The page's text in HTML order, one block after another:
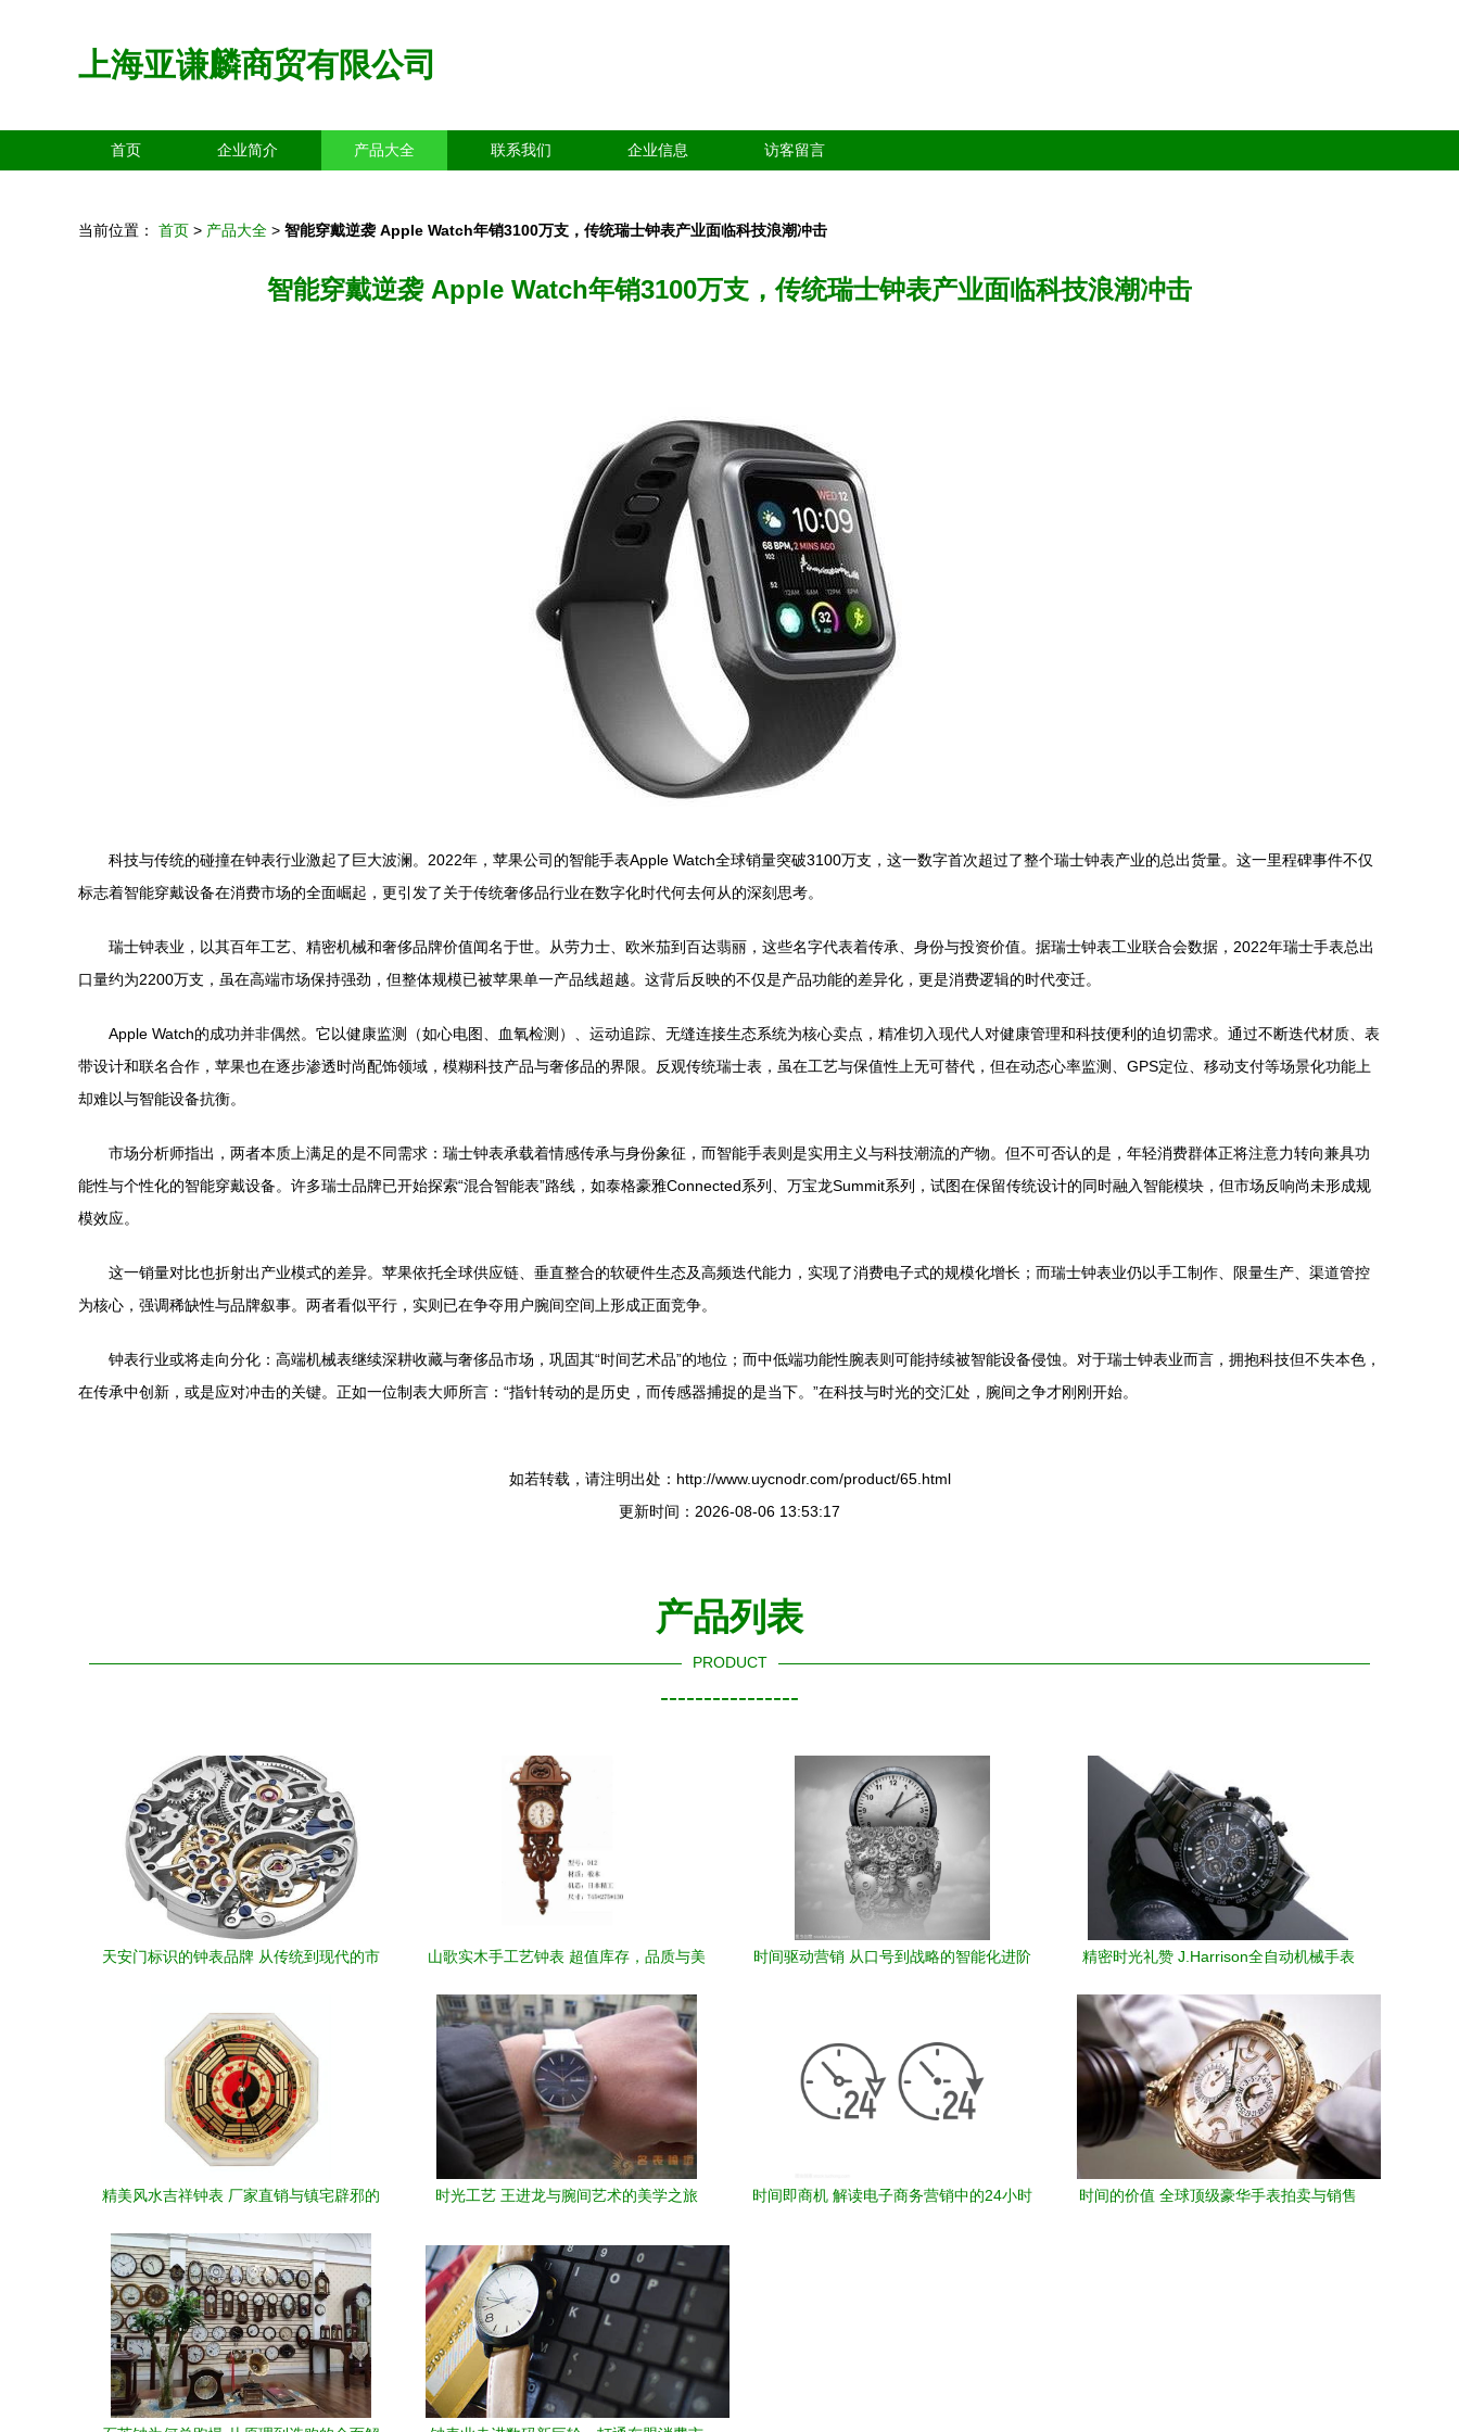
上海亚谦麟商贸有限公司
首页 企业简介 产品大全 联系我们 企业信息 访客留言
当前位置： 首页 > 产品大全 > 智能穿戴逆袭 Apple Watch年销3100万支，传统瑞士钟表产业面临科技浪潮冲击
智能穿戴逆袭 Apple Watch年销3100万支，传统瑞士钟表产业面临科技浪潮冲击
科技与传统的碰撞在钟表行业激起了巨大波澜。2022年，苹果公司的智能手表Apple Watch全球销量突破3100万支，这一数字首次超过了整个瑞士钟表产业的总出货量。这一里程碑事件不仅
标志着智能穿戴设备在消费市场的全面崛起，更引发了关于传统奢侈品行业在数字化时代何去何从的深刻思考。
瑞士钟表业，以其百年工艺、精密机械和奢侈品牌价值闻名于世。从劳力士、欧米茄到百达翡丽，这些名字代表着传承、身份与投资价值。据瑞士钟表工业联合会数据，2022年瑞士手表总出
口量约为2200万支，虽在高端市场保持强劲，但整体规模已被苹果单一产品线超越。这背后反映的不仅是产品功能的差异化，更是消费逻辑的时代变迁。
Apple Watch的成功并非偶然。它以健康监测（如心电图、血氧检测）、运动追踪、无缝连接生态系统为核心卖点，精准切入现代人对健康管理和科技便利的迫切需求。通过不断迭代材质、表
带设计和联名合作，苹果也在逐步渗透时尚配饰领域，模糊科技产品与奢侈品的界限。反观传统瑞士表，虽在工艺与保值性上无可替代，但在动态心率监测、GPS定位、移动支付等场景化功能上
却难以与智能设备抗衡。
市场分析师指出，两者本质上满足的是不同需求：瑞士钟表承载着情感传承与身份象征，而智能手表则是实用主义与科技潮流的产物。但不可否认的是，年轻消费群体正将注意力转向兼具功
能性与个性化的智能穿戴设备。许多瑞士品牌已开始探索“混合智能表”路线，如泰格豪雅Connected系列、万宝龙Summit系列，试图在保留传统设计的同时融入智能模块，但市场反响尚未形成规
模效应。
这一销量对比也折射出产业模式的差异。苹果依托全球供应链、垂直整合的软硬件生态及高频迭代能力，实现了消费电子式的规模化增长；而瑞士钟表业仍以手工制作、限量生产、渠道管控
为核心，强调稀缺性与品牌叙事。两者看似平行，实则已在争夺用户腕间空间上形成正面竞争。
钟表行业或将走向分化：高端机械表继续深耕收藏与奢侈品市场，巩固其“时间艺术品”的地位；而中低端功能性腕表则可能持续被智能设备侵蚀。对于瑞士钟表业而言，拥抱科技但不失本色，
在传承中创新，或是应对冲击的关键。正如一位制表大师所言：“指针转动的是历史，而传感器捕捉的是当下。”在科技与时光的交汇处，腕间之争才刚刚开始。
如若转载，请注明出处：http://www.uycnodr.com/product/65.html
更新时间：2026-08-06 13:53:17
产品列表
PRODUCT
----------------
天安门标识的钟表品牌 从传统到现代的市
山歌实木手工艺钟表 超值库存，品质与美
时间驱动营销 从口号到战略的智能化进阶
精密时光礼赞 J.Harrison全自动机械手表
精美风水吉祥钟表 厂家直销与镇宅辟邪的
时光工艺 王进龙与腕间艺术的美学之旅
时间即商机 解读电子商务营销中的24小时
时间的价值 全球顶级豪华手表拍卖与销售